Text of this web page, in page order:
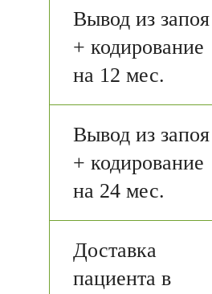
Вывод из запоя
+ кодирование
на 12 мес.
Вывод из запоя
+ кодирование
на 24 мес.
Доставка
пациента в